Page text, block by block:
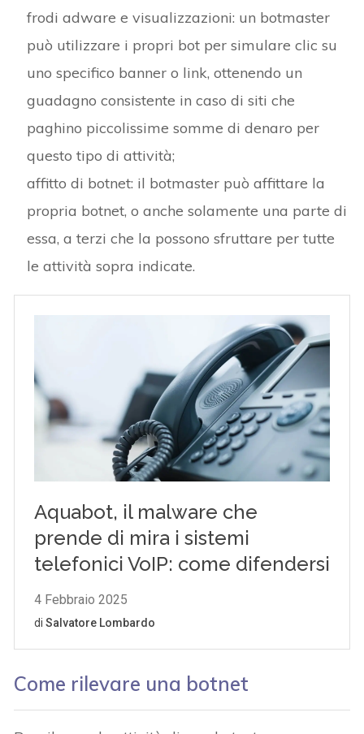
frodi adware e visualizzazioni: un botmaster
può utilizzare i propri bot per simulare clic su
uno specifico banner o link, ottenendo un
guadagno consistente in caso di siti che
paghino piccolissime somme di denaro per
questo tipo di attività;
affitto di botnet: il botmaster può affittare la
propria botnet, o anche solamente una parte di
essa, a terzi che la possono sfruttare per tutte
le attività sopra indicate.
Come rilevare una botnet